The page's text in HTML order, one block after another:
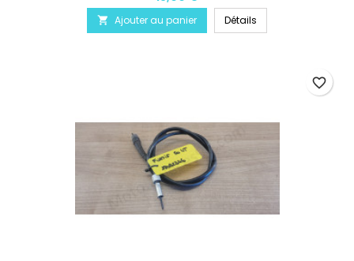
 Ajouter au panier Détails
favorite_border